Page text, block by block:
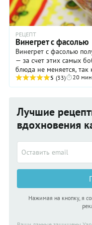
РЕЦЕПТ
Винегрет с фасолью
Винегрет с фасолью
— за счет этих самых
блюда не меняется, так
такие же, как в
5 (33) 20 мин
Лучшие
вдохновения
Нажимая на кнопку, я